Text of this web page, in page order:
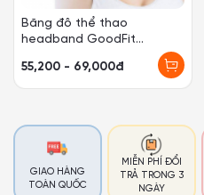
GIAO HÀNG
TOÀN QUỐC
MIỄN PHÍ ĐỔI
TRẢ TRONG 3
NGÀY